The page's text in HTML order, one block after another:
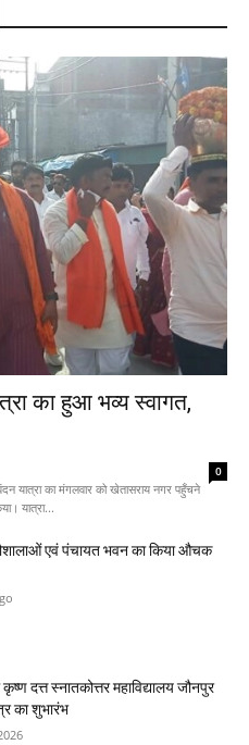
का हुआ भव्य स्वागत,
0
यात्रा का मंगलवार को खेतासराय नगर पहुँचने
यात्रा...
एवं पंचायत भवन का किया औचक
कृष्ण दत्त स्नातकोत्तर महाविद्यालय जौनपुर
का शुभारंभ